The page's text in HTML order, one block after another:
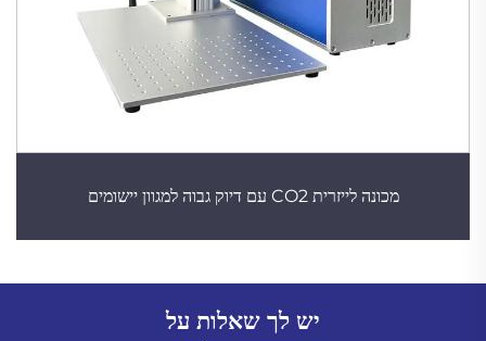
מכונה לייזרית CO2 עם דיוק גבוה למגוון יישומים
יש לך שאלות על